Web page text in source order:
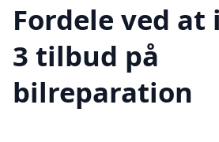
Fordele ved
3 tilbud på
bilreparation